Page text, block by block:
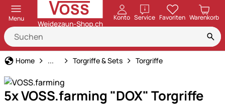
Menu Konto ServiceöffnenFavoriten Warenkorb
Home Weidezaun
... Torgriffe & Sets Torgriffe
5x VOSS.farming "DOX" Torgriffe